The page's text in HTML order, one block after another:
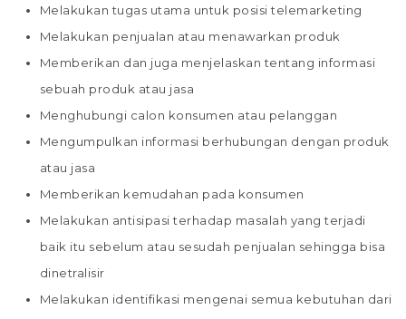
Melakukan tugas utama untuk posisi telemarketing
Melakukan penjualan atau menawarkan produk
Memberikan dan juga menjelaskan tentang informasi
sebuah produk atau jasa
Menghubungi calon konsumen atau pelanggan
Mengumpulkan informasi berhubungan dengan produk
atau jasa
Memberikan kemudahan pada konsumen
Melakukan antisipasi terhadap masalah yang terjadi
baik itu sebelum atau sesudah penjualan sehingga bisa
dinetralisir
Melakukan identifikasi mengenai semua kebutuhan dari